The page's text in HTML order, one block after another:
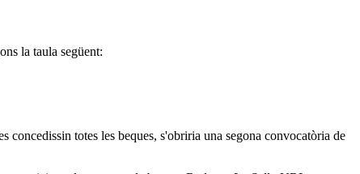
la taula següent:
concedissin totes les beques, s'obriria una segona convocatòria de